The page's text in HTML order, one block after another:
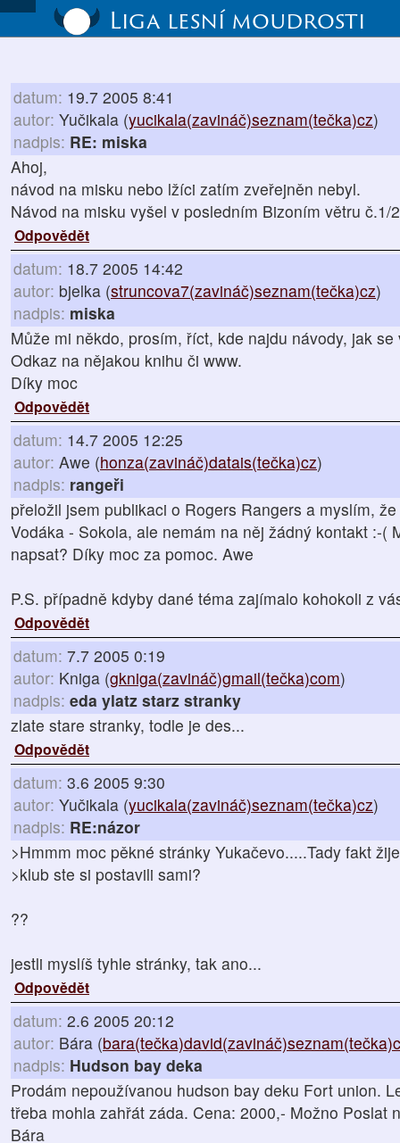
Liga lesní moudrosti
datum: 19.7 2005 8:41
autor: Yučikala (yucikala(zavináč)seznam(tečka)cz)
nadpis: RE: miska
Ahoj,
návod na misku nebo lžíci zatím zveřejněn nebyl.
Návod na misku vyšel v posledním Bizoním větru č.1/
Odpovědět
datum: 18.7 2005 14:42
autor: bjelka (struncova7(zavináč)seznam(tečka)cz)
nadpis: miska
Může mi někdo, prosím, říct, kde najdu návody, jak
Odkaz na nějakou knihu či www.
Díky moc
Odpovědět
datum: 14.7 2005 12:25
autor: Awe (honza(zavináč)datais(tečka)cz)
nadpis: rangeři
přeložil jsem publikaci o Rogers Rangers a myslím,
Vodáka - Sokola, ale nemám na něj žádný kontakt :-(
napsat? Díky moc za pomoc. Awe
P.S. případně kdyby dané téma zajímalo kohokoli z
Odpovědět
datum: 7.7 2005 0:19
autor: Kniga (gkniga(zavináč)gmail(tečka)com)
nadpis: eda ylatz starz stranky
zlate stare stranky, todle je des...
Odpovědět
datum: 3.6 2005 9:30
autor: Yučikala (yucikala(zavináč)seznam(tečka)cz)
nadpis: RE:názor
>Hmmm moc pěkné stránky Yukačevo.....Tady fakt
>klub ste si postavili sami?
??
jestli myslíš tyhle stránky, tak ano...
Odpovědět
datum: 2.6 2005 20:12
autor: Bára (
nadpis: Hudson bay deka
Prodám nepoužívanou hudson bay deku Fort union.
třeba mohla zahřát záda. Cena: 2000,- Možno Poslat
Bára